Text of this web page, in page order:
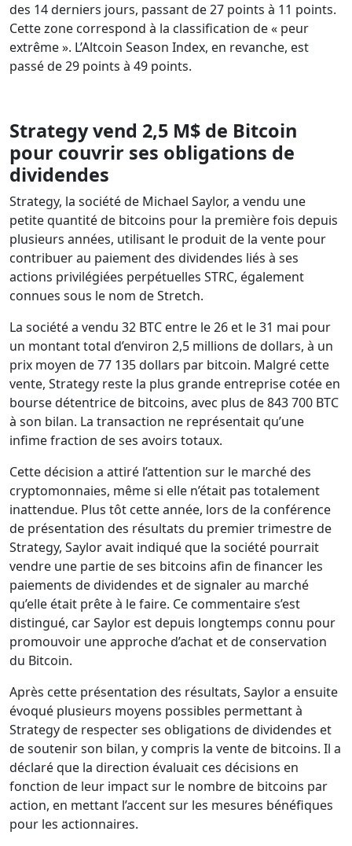
des 14 derniers jours, passant de 27 points à 11 points.
Cette zone correspond à la classification de « peur
extrême ». L’Altcoin Season Index, en revanche, est
passé de 29 points à 49 points.
Strategy vend 2,5 M$ de Bitcoin
pour couvrir ses obligations de
dividendes
Strategy, la société de Michael Saylor, a vendu une
petite quantité de bitcoins pour la première fois depuis
plusieurs années, utilisant le produit de la vente pour
contribuer au paiement des dividendes liés à ses
actions privilégiées perpétuelles STRC, également
connues sous le nom de Stretch.
La société a vendu 32 BTC entre le 26 et le 31 mai pour
un montant total d’environ 2,5 millions de dollars, à un
prix moyen de 77 135 dollars par bitcoin. Malgré cette
vente, Strategy reste la plus grande entreprise cotée en
bourse détentrice de bitcoins, avec plus de 843 700 BTC
à son bilan. La transaction ne représentait qu’une
infime fraction de ses avoirs totaux.
Cette décision a attiré l’attention sur le marché des
cryptomonnaies, même si elle n’était pas totalement
inattendue. Plus tôt cette année, lors de la conférence
de présentation des résultats du premier trimestre de
Strategy, Saylor avait indiqué que la société pourrait
vendre une partie de ses bitcoins afin de financer les
paiements de dividendes et de signaler au marché
qu’elle était prête à le faire. Ce commentaire s’est
distingué, car Saylor est depuis longtemps connu pour
promouvoir une approche d’achat et de conservation
du Bitcoin.
Après cette présentation des résultats, Saylor a ensuite
évoqué plusieurs moyens possibles permettant à
Strategy de respecter ses obligations de dividendes et
de soutenir son bilan, y compris la vente de bitcoins. Il a
déclaré que la direction évaluait ces décisions en
fonction de leur impact sur le nombre de bitcoins par
action, en mettant l’accent sur les mesures bénéfiques
pour les actionnaires.